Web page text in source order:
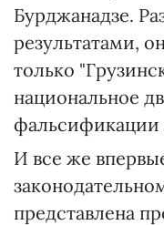
Бурджанадзе.
результатами,
только
национальное
фальсификации
И все же
представлена